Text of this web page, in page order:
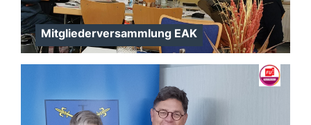
Mitgliederversammlung EAK